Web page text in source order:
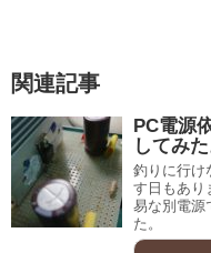
関連記事
PC電源
してみた
釣りに行け
す日もあり
易な別電源
た。